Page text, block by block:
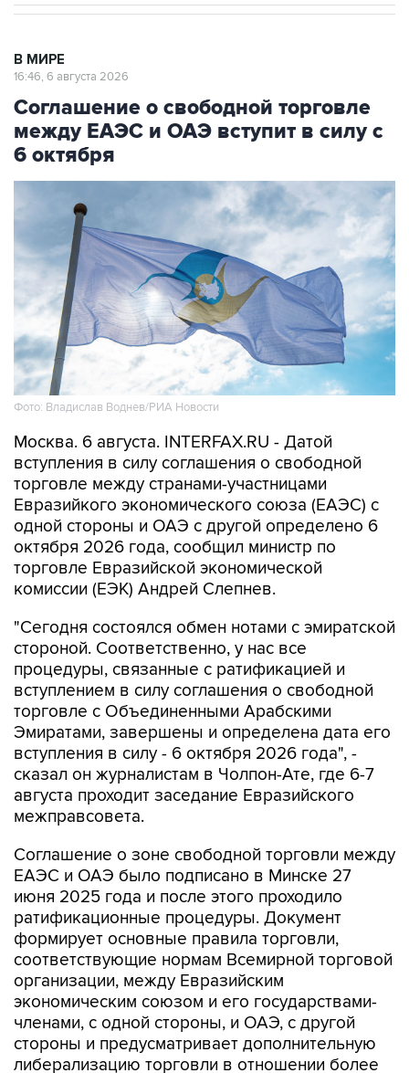
В МИРЕ
16:46, 6 августа 2026
Соглашение о свободной торговле
между ЕАЭС и ОАЭ вступит в силу с
6 октября
Фото: Владислав Воднев/РИА Новости
Москва. 6 августа. INTERFAX.RU - Датой
вступления в силу соглашения о свободной
торговле между странами-участницами
Евразийкого экономического союза (ЕАЭС) с
одной стороны и ОАЭ с другой определено 6
октября 2026 года, сообщил министр по
торговле Евразийской экономической
комиссии (ЕЭК) Андрей Слепнев.
"Сегодня состоялся обмен нотами с эмиратской
стороной. Соответственно, у нас все
процедуры, связанные с ратификацией и
вступлением в силу соглашения о свободной
торговле с Объединенными Арабскими
Эмиратами, завершены и определена дата его
вступления в силу - 6 октября 2026 года", -
сказал он журналистам в Чолпон-Ате, где 6-7
августа проходит заседание Евразийского
межправсовета.
Соглашение о зоне свободной торговли между
ЕАЭС и ОАЭ было подписано в Минске 27
июня 2025 года и после этого проходило
ратификационные процедуры. Документ
формирует основные правила торговли,
соответствующие нормам Всемирной торговой
организации, между Евразийским
экономическим союзом и его государствами-
членами, с одной стороны, и ОАЭ, с другой
стороны и предусматривает дополнительную
либерализацию торговли в отношении более